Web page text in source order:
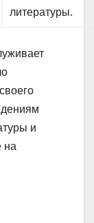
литературы.
и
на